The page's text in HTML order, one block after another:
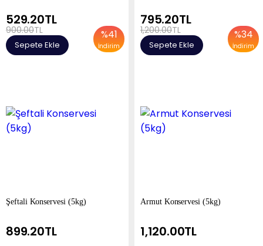
%41
İndirim
529.20TL
900.00TL
Sepete Ekle
%34
İndirim
795.20TL
1,200.00TL
Sepete Ekle
Şeftali Konservesi (5kg)
899.20TL
Armut Konservesi (5kg)
1,120.00TL